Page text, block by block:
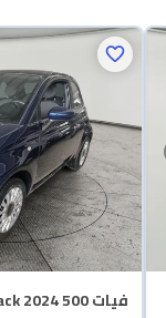
فيات 500 Hatchback 2024